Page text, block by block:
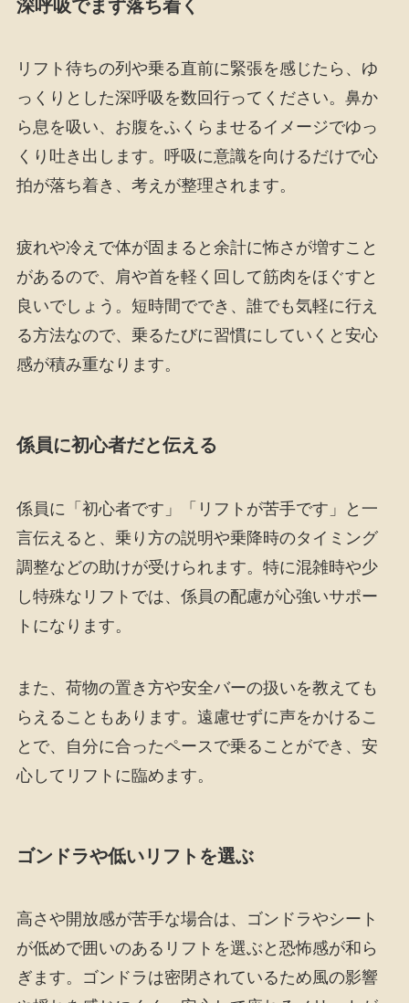
深呼吸でまず落ち着く
リフト待ちの列や乗る直前に緊張を感じたら、ゆ
っくりとした深呼吸を数回行ってください。鼻か
ら息を吸い、お腹をふくらませるイメージでゆっ
くり吐き出します。呼吸に意識を向けるだけで心
拍が落ち着き、考えが整理されます。
疲れや冷えで体が固まると余計に怖さが増すこと
があるので、肩や首を軽く回して筋肉をほぐすと
良いでしょう。短時間ででき、誰でも気軽に行え
る方法なので、乗るたびに習慣にしていくと安心
感が積み重なります。
係員に初心者だと伝える
係員に「初心者です」「リフトが苦手です」と一
言伝えると、乗り方の説明や乗降時のタイミング
調整などの助けが受けられます。特に混雑時や少
し特殊なリフトでは、係員の配慮が心強いサポー
トになります。
また、荷物の置き方や安全バーの扱いを教えても
らえることもあります。遠慮せずに声をかけるこ
とで、自分に合ったペースで乗ることができ、安
心してリフトに臨めます。
ゴンドラや低いリフトを選ぶ
高さや開放感が苦手な場合は、ゴンドラやシート
が低めで囲いのあるリフトを選ぶと恐怖感が和ら
ぎます。ゴンドラは密閉されているため風の影響